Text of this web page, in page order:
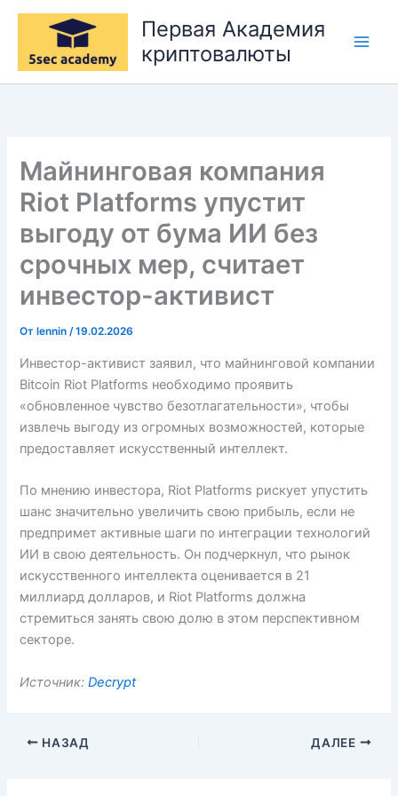
Перейти
содержимому
Первая Академия
криптовалюты
Майнинговая компания
Riot Platforms упустит
выгоду от бума ИИ без
срочных мер, считает
инвестор-активист
От lennin/19.02.2026
Инвестор-активист заявил, что майнинговой компании
Bitcoin Riot Platforms необходимо проявить
«обновленное чувство безотлагательности», чтобы
извлечь выгоду из огромных возможностей, которые
предоставляет искусственный интеллект.
По мнению инвестора, Riot Platforms рискует упустить
шанс значительно увеличить свою прибыль, если не
предпримет активные шаги по интеграции технологий
ИИ в свою деятельность. Он подчеркнул, что рынок
искусственного интеллекта оценивается в 21
миллиард долларов, и Riot Platforms должна
стремиться занять свою долю в этом перспективном
секторе.
Источник:Decrypt
НАЗАД ДАЛЕЕ